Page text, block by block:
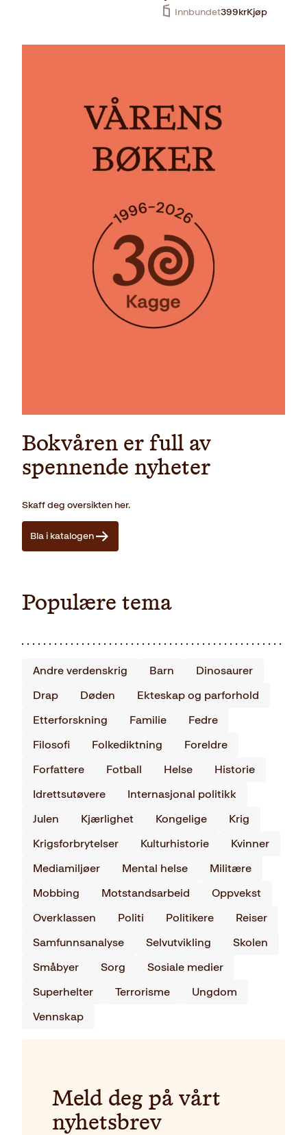
299krKjøp
Innbundet399krKjøp
Bokvåren er full av
spennende nyheter
Skaff deg oversikten her.
Bla i katalogen
Populære tema
Andre verdenskrig Barn
Dinosaurer
Drap
Døden
Ekteskap og parforhold
Etterforskning
Familie
Fedre
Filosofi
Folkediktning
Foreldre
Forfattere
Fotball Helse
Historie
Idrettsutøvere
Internasjonal politikk
Julen
Kjærlighet Kongelige
Krig
Krigsforbrytelser
Kulturhistorie
Kvinner
Mediamiljøer
Mental helse
Militære
Mobbing
Motstandsarbeid
Oppvekst
Overklassen
Politi Politikere
Reiser
Samfunnsanalyse
Selvutvikling
Skolen
Småbyer
Sorg
Sosiale medier
Superhelter
Terrorisme
Ungdom
Vennskap
Meld deg på vårt
nyhetsbrev